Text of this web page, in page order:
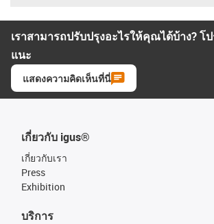
เราสามารถปรับปรุงอะไรให้คุณได้บ้าง? โ
แนะ
แสดงความคิดเห็นที่นี่
เกี่ยวกับ igus®
เกี่ยวกับเรา
Press
Exhibition
บริการ